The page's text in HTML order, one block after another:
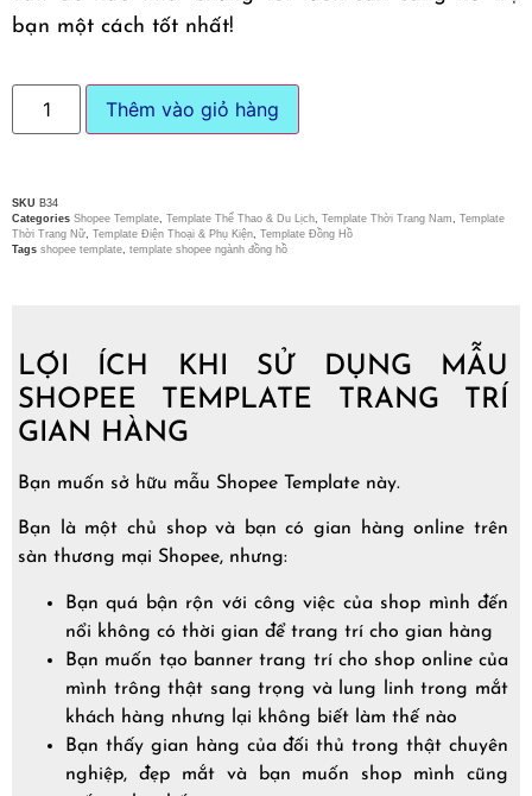
bạn một cách tốt nhất!
Thêm vào giỏ hàng
SKU B34
Categories Shopee Template Template Thể Thao & Du Lịch Template Thời Trang Nam
Template
Thời Trang Nữ Template Điện Thoại & Phụ Kiện Template Đồng Hồ
Tags shopee template template shopee ngành đồng hồ
LỢI ÍCH KHI SỬ DỤNG MẪU
SHOPEE TEMPLATE TRANG TRÍ
GIAN HÀNG
Bạn muốn sở hữu mẫu Shopee Template này.
Bạn là một chủ shop và bạn có gian hàng online trên
sàn thương mại Shopee, nhưng:
Bạn quá bận rộn với công việc của shop mình đến
nổi không có thời gian để trang trí cho gian hàng
Bạn muốn tạo banner trang trí cho shop online của
mình trông thật sang trọng và lung linh trong mắt
khách hàng nhưng lại không biết làm thế nào
Bạn thấy gian hàng của đối thủ trong thật chuyên
nghiệp, đẹp mắt và bạn muốn shop mình cũng